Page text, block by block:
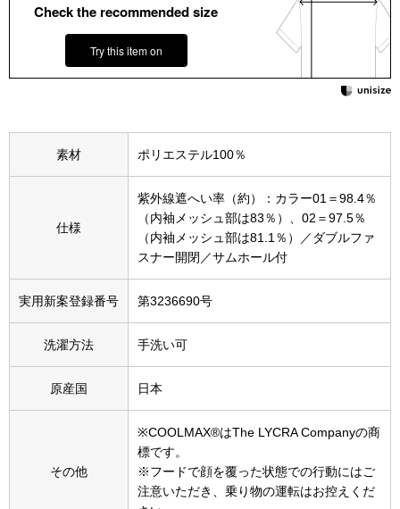
すべて見る
革小物
ウオッチ／ア
ファッション
Check the recommended size
Try this item on
素材 ポリエステル100％
仕様
紫外線遮へい率（約）：カラー01＝98.4％
（内袖メッシュ部は83％）、02＝97.5％
（内袖メッシュ部は81.1％）／ダブルファ
スナー開閉／サムホール付
実用新案登録番号 第3236690号
洗濯方法 手洗い可
原産国 日本
その他
※COOLMAX®はThe LYCRA Companyの商
標です。
※フードで顔を覆った状態での行動にはご
注意いただき、乗り物の運転はお控えくだ